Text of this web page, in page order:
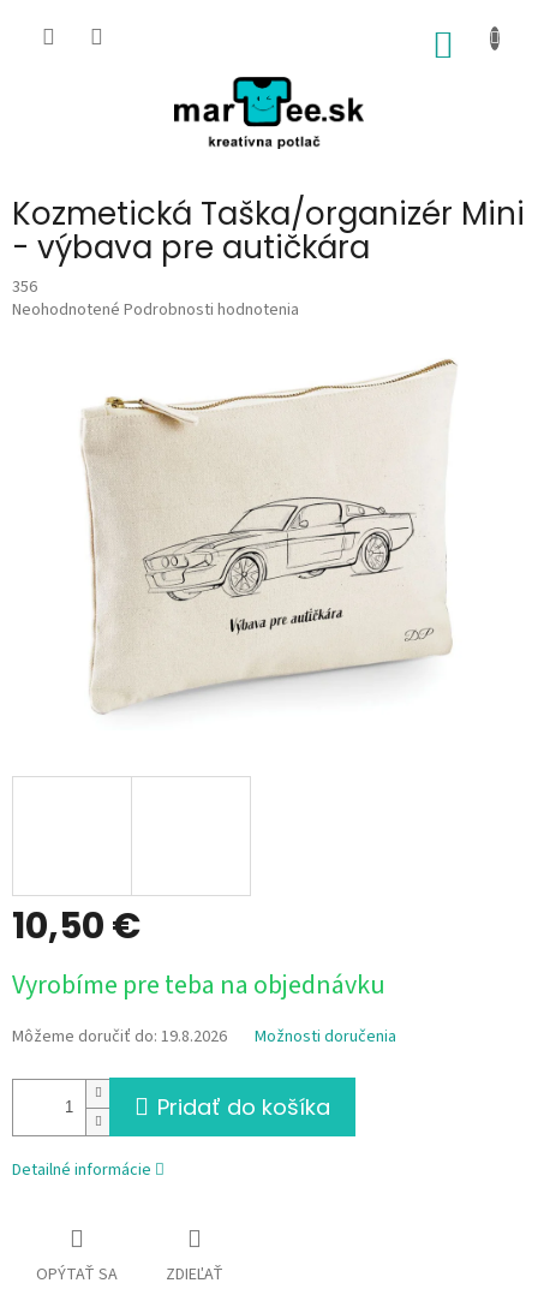
Kozmetická Taška/organizér Mini
- výbava pre autičkára
356
Priemerné
hviezdičiek.
Neohodnotené Podrobnosti hodnotenia
10,50 €
cena:
Vyrobíme pre teba na objednávku
Môžeme doručiť do: 19.8.2026 Možnosti doručenia
Pridať do košíka
Detailné informácie
OPÝTAŤ SA ZDIEĽAŤ